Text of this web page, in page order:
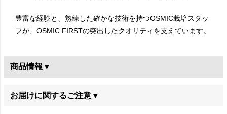
豊富な経験と、熟練した確かな技術を持つOSMIC栽培スタッ
フが、OSMIC FIRSTの突出したクオリティを支えています。
商品情報 ▾
お届けに関するご注意 ▾